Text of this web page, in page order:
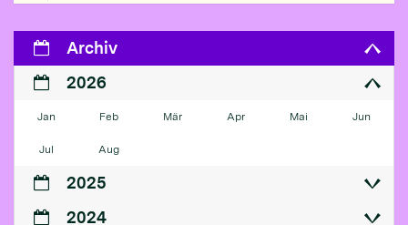
Archiv
2026
Jan Feb Mär Apr Mai Jun
Jul Aug
2025
2024